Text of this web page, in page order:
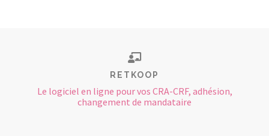
RETKOOP
Le logiciel en ligne pour vos CRA-CRF, adhésion,
changement de mandataire